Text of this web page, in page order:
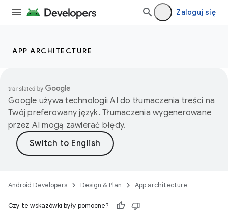
Zaloguj się
APP ARCHITECTURE
Google używa technologii AI do tłumaczenia treści na
Twój preferowany język. Tłumaczenia wygenerowane
przez AI mogą zawierać błędy.
Android Developers Design & Plan App architecture
Czy te wskazówki były pomocne?